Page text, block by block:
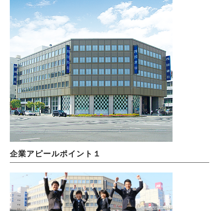
企業アピールポイント１